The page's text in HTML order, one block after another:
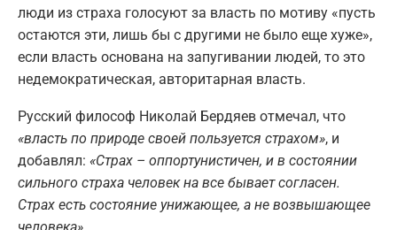
люди из страха голосуют за власть по мотиву «пусть
остаются эти, лишь бы с другими не было еще хуже»,
если власть основана на запугивании людей, то это
недемократическая, авторитарная власть.
Русский философ Николай Бердяев отмечал, что
«власть по природе своей пользуется страхом», и
добавлял: «Страх – оппортунистичен, и в состоянии
сильного страха человек на все бывает согласен.
Страх есть состояние унижающее, а не возвышающее